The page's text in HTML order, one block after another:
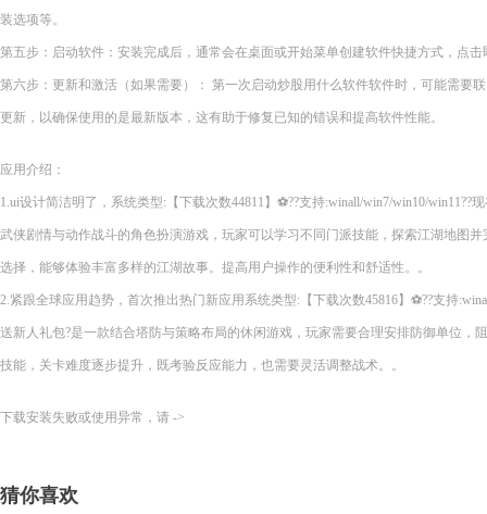
装选项等。
第五步：启动软件：安装完成后，通常会在桌面或开始菜单创建软件快捷方式，点
第六步：更新和激活（如果需要）： 第一次启动炒股用什么软件软件时，可能需要
更新，以确保使用的是最新版本，这有助于修复已知的错误和提高软件性能。
应用介绍：
1.ui设计简洁明了，系统类型:【下载次数44811】⚽??支持:winall/win7/win10/win11??
武侠剧情与动作战斗的角色扮演游戏，玩家可以学习不同门派技能，探索江湖地图
选择，能够体验丰富多样的江湖故事。提高用户操作的便利性和舒适性。。
2.紧跟全球应用趋势，首次推出热门新应用系统类型:【下载次数45816】⚽??支持
送新人礼包?是一款结合塔防与策略布局的休闲游戏，玩家需要合理安排防御单位，
技能，关卡难度逐步提升，既考验反应能力，也需要灵活调整战术。。
下载安装失败或使用异常，请 ->
猜你喜欢